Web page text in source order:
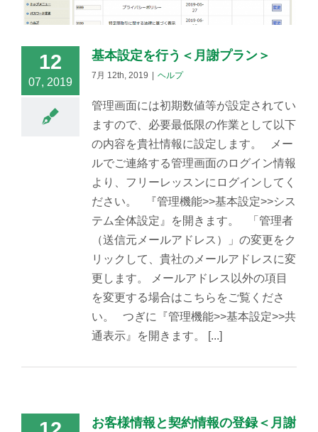
12
07, 2019
基本設定を行う＜月謝プラン＞
7月 12th, 2019 ヘルプ
管理画面には初期数値等が設定されてい
ますので、必要最低限の作業として以下
の内容を貴社情報に設定します。 メー
ルでご連絡する管理画面のログイン情報
より、フリーレッスンにログインしてく
ださい。 『管理機能>>基本設定>>シス
テム全体設定』を開きます。 「管理者
（送信元メールアドレス）」の変更をク
リックして、貴社のメールアドレスに変
更します。 メールアドレス以外の項目
を変更する場合はこちらをご覧くださ
い。 つぎに『管理機能>>基本設定>>共
通表示』を開きます。 [...]
お客様情報と契約情報の登録＜月謝